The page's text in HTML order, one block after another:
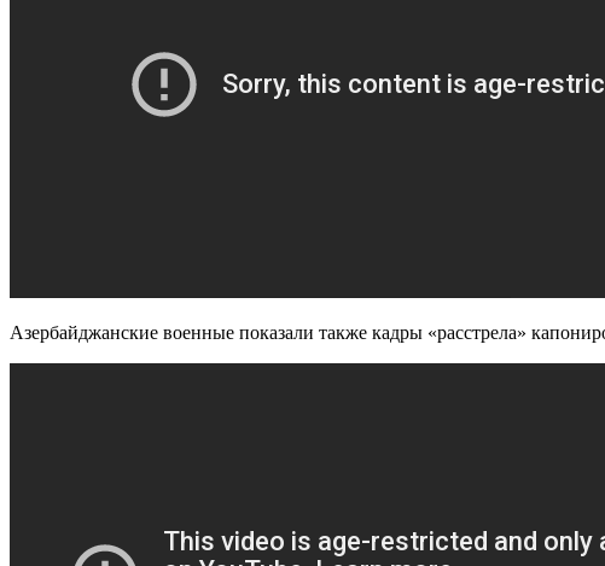
Азербайджанские военные показали также кадры «расстрела»